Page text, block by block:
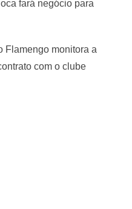
fará negócio para
Flamengo monitora a
com o clube